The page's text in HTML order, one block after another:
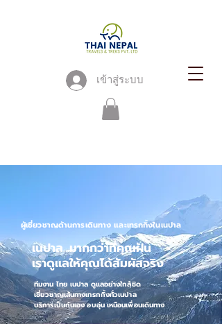
เข้าสู่ระบบ
ผู้เชี่ยวชาญด้านการเดินทาง และเทรกกิ้งในเนปาล
เนปาล...มากกว่าที่คุณฝัน
เราดูแลให้คุณได้สัมผัสจริง
ทีมงาน ไทย เนปาล ดูแลอย่างใกล้ชิด
เชี่ยวชาญเส้นทางเทรกกิ้งทั่วเนปาล
บริการเป็นกันเอง อบอุ่น เหมือนเพื่อนเดินทาง